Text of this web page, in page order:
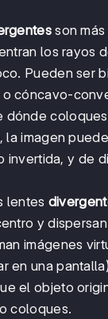
son más
los rayos
Pueden ser
cóncavo-
dónde
imagen
invertida, y de
lentes
y
imágenes
en una
el objeto
coloques.